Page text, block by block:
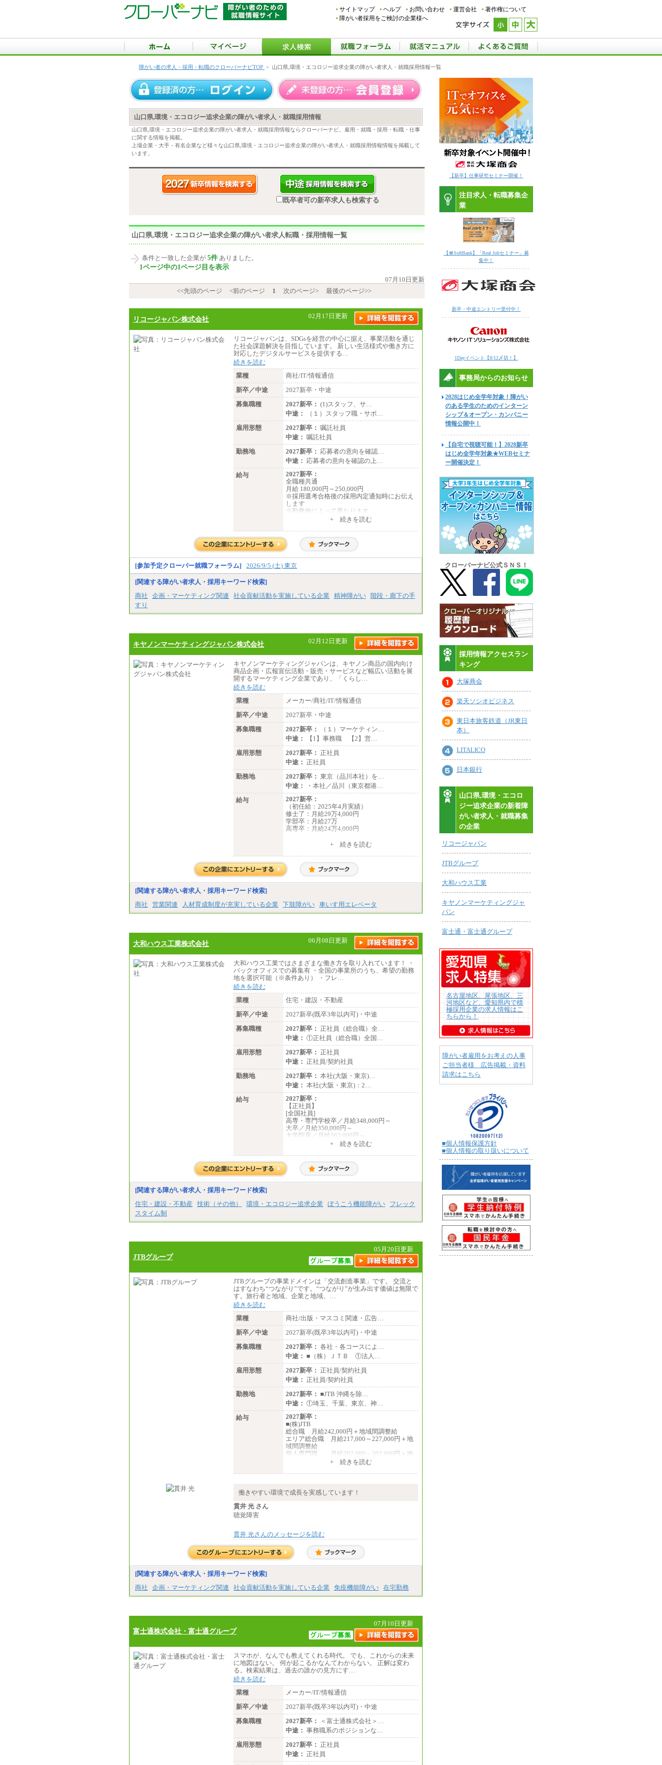
サイトマップ ヘルプ お問い合わせ 運営会社
著作権について
障がい者採用をご検討の企業様へ
障がい者の求人・採用・転職のクローバーナビTOP > 山口県,環境・エコロジー追求企業の障がい者求人・就職採用情報一覧
山口県,環境・エコロジー追求企業の障がい者求人・就職採用情報
山口県,環境・エコロジー追求企業の障がい者求人・就職採用情報ならクローバーナビ。雇用・就職・採用・転職・仕事
に関する情報を掲載。
上場企業・大手・有名企業など様々な山口県,環境・エコロジー追求企業の障がい者求人・就職採用情報情報を掲載して
います。
既卒者可の新卒求人も検索する
山口県,環境・エコロジー追求企業の障がい者求人転職・採用情報一覧
条件と一致した企業が 5件 ありました。
1ページ中の1ページ目を表示
07月10日更新
<<先頭のページ
<前のページ 1 次のページ> 最後のページ>>
リコージャパン株式会社 02月17日更新
リコージャパンは、SDGsを経営の中心に据え、事業活動を通じ
た社会課題解決を目指しています。 新しい生活様式や働き方に
対応したデジタルサービスを提供する…
続きを読む
業種
商社/IT/情報通信
新卒／中途
2027新卒・中途
募集職種
2027新卒： (1)スタッフ、サ…
中途：
（１）スタッフ職・サポ…
雇用形態
2027新卒： 嘱託社員
中途： 嘱託社員
勤務地
2027新卒： 応募者の意向を確認…
中途： 応募者の意向を確認の上…
給与
2027新卒：
全職種共通
月給 180,000円～250,000円
※採用選考合格後の採用内定通知時にお伝え
します
※勤務地によって異なります
全職種共通
月給 200,000円～250,000円
入社時の処遇は経験・能力を考慮の上、当社
具体的な金額は採用選考合格後に採用内定通
知時にお伝えします。
+ 続きを読む
[参加予定クローバー就職フォーラム] 2026/9/5 (土) 東京
[関連する障がい者求人・採用キーワード検索]
商社
企画・マーケティング関連 社会貢献活動を実施している企業 精神障がい
階段・廊下の手
すり
キヤノンマーケティングジャパン株式会社 02月12日更新
キヤノンマーケティングジャパンは、キヤノン商品の国内向け
商品企画・広報宣伝活動・販売・サービスなど幅広い活動を展
開するマーケティング企業であり、「くらし…
続きを読む
業種
メーカー/商社/IT/情報通信
新卒／中途
2027新卒・中途
募集職種
2027新卒：
（１）マーケティン…
中途：
【1】事務職 【2】営…
雇用形態
2027新卒： 正社員
中途： 正社員
勤務地
2027新卒： 東京（品川本社）を…
中途：
・本社／品川（東京都港…
給与
2027新卒：
（初任給：2025年4月実績）
修士了：月給29万4,000円
学部卒：月給27万
高専卒：月給24万4,000円
月給 250,000円～350,000円
想定年収 420万円～600万円
入社時の処遇（基本給・賞与）は経験・スキ
合もあります。
※試用期間中も給与に変更はございません。
+ 続きを読む
[関連する障がい者求人・採用キーワード検索]
商社
営業関連 人材育成制度が充実している企業 下肢障がい 車いす用エレベータ
大和ハウス工業株式会社 06月08日更新
大和ハウス工業ではさまざまな働き方を取り入れています！ ・
バックオフィスでの募集有 ・全国の事業所のうち、希望の勤務
地を選択可能（※条件あり） ・フレ…
続きを読む
業種
住宅・建設・不動産
新卒／中途
2027新卒(既卒3年以内可)・中途
募集職種
2027新卒： 正社員（総合職）全…
中途： ①正社員（総合職）全国…
雇用形態
2027新卒： 正社員
中途： 正社員/契約社員
勤務地
2027新卒： 本社(大阪・東京)…
中途： 本社(大阪・東京)：2…
給与
2027新卒：
【正社員】
[全国社員]
高専・専門学校卒／月給348,000円～
大卒／月給350,000円～
大学院卒／月給362,000円～
[地域社員]月給295,000円～
【正社員】
[全国社員]月給348,000円～
[地域社員]月給295,000円～
+ 続きを読む
[関連する障がい者求人・採用キーワード検索]
住宅・建設・不動産
技術（その他） 環境・エコロジー追求企業 ぼうこう機能障がい
フレック
スタイム制
JTBグループ
05月20日更新
JTBグループの事業ドメインは「交流創造事業」です。 交流と
はすなわち“つながり”です。“つながり”が生み出す価値は無限で
す。旅行者と地域、企業と地域、…
続きを読む
業種
商社/出版・マスコミ関連・広告…
新卒／中途
2027新卒(既卒3年以内可)・中途
募集職種
2027新卒： 各社・各コースによ…
中途： ■（株）ＪＴＢ ①法人…
雇用形態
2027新卒： 正社員/契約社員
中途： 正社員/契約社員
勤務地
2027新卒： ■JTB 沖縄を除…
中途： ①埼玉、千葉、東京、神…
給与
2027新卒：
■(株)JTB
総合職 月給242,000円＋地域間調整給
エリア総合職 月給217,000～227,000円＋地
域間調整給
個人専門職 月給202,000～202,000円＋地
※詳細はJTBキャリアサイトよりご確認くだ
さい。
■(株)JTB商事
総合職 月給208,000～235,000円
■(株)JTBパブリッシング ※2027年新卒募集
終了
総合職 月給271,000円
整給
エリア総合職 月給206,000円～214,000＋地
さい。
■(株)JTBコミュニケーションデザイン
総合職 月給230,000円
みなし残業手当：20,000円（一律支給）※
みなし残業手当の残業時間は10.43時間。
※超過勤務手当：みなし残業時間を超える
残業時間に応じて、時間外手当等を支給。
※超過勤務手当：残業時間については全額
時間外手当を支給。
■（株）JTBグローバルマーケティング＆トラ
ベル
総合職 月給242,000円＋地域間調整給
訪日事業職 月給202,000～227,000円＋地域
間調整給
※詳細はJTBキャリアサイトよりご確認くだ
さい。
+ 続きを読む
働きやすい環境で成長を実感しています！
貫井 光 さん
聴覚障害
貫井 光さんのメッセージを読む
[関連する障がい者求人・採用キーワード検索]
商社
企画・マーケティング関連 社会貢献活動を実施している企業 免疫機能障がい 在宅勤務
富士通株式会社・富士通グループ
07月10日更新
スマホが、なんでも教えてくれる時代。 でも、これからの未来
に地図はない。 何が起こるかなんてわからない。 正解は変わ
る。検索結果は、過去の誰かの見方にす…
続きを読む
業種
メーカー/IT/情報通信
新卒／中途
2027新卒(既卒3年以内可)・中途
募集職種
2027新卒：
＜富士通株式会社＞…
中途： 事務職系のポジションな…
雇用形態
2027新卒： 正社員
中途： 正社員
【新卒】仕事研究セミナー開催！
注目求人・転職募集企
業
【〓SoftBank】「Real Jobセミナー」募
集中！
新卒・中途エントリー受付中！
1Dayイベント【8/12〆切！】
事務局からのお知らせ
2028はじめ全学年対象！障がい
のある学生のためのインターン
シップ＆オープン・カンパニー
情報公開中！
【自宅で視聴可能！】2028新卒
はじめ全学年対象★WEBセミナ
ー開催決定！
クローバーナビ公式ＳＮＳ！
採用情報アクセスラン
キング
大塚商会
楽天ソシオビジネス
東日本旅客鉄道（JR東日
本）
LITALICO
日本銀行
山口県,環境・エコロ
ジー追求企業の新着障
がい者求人・就職募集
の企業
リコージャパン
JTBグループ
大和ハウス工業
キヤノンマーケティングジャ
パン
富士通・富士通グループ
名古屋地区、尾張地区、三
河地区など、愛知県内で積
極採用企業の求人情報はこ
ちらから！
障がい者雇用をお考えの人事
ご担当者様 広告掲載・資料
請求はこちら
■個人情報保護方針
■個人情報の取り扱いについて